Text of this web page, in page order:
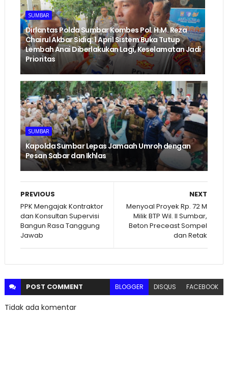
SUMBAR
Dirlantas Polda Sumbar Kombes Pol. H.M. Reza
Chairul Akbar Sidiq: 1 April Sistem Buka Tutup
Lembah Anai Diberlakukan Lagi, Keselamatan Jadi
Prioritas
SUMBAR
Kapolda Sumbar Lepas Jamaah Umroh dengan
Pesan Sabar dan Ikhlas
NEXT
Menyoal Proyek Rp. 72 M
Milik BTP Wil. II Sumbar,
Beton Preceast Sompel
dan Retak
PREVIOUS
PPK Mengajak Kontraktor
dan Konsultan Supervisi
Bangun Rasa Tanggung
Jawab
POST COMMENT BLOGGER DISQUS FACEBOOK
Tidak ada komentar